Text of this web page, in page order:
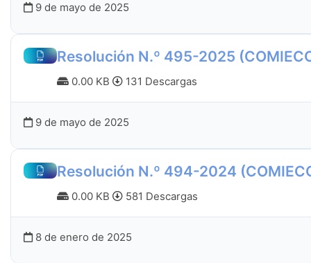
9 de mayo de 2025
Resolución N.º 495-2025
0.00 KB 131 Descargas
9 de mayo de 2025
Resolución N.º 494-2024
0.00 KB 581 Descargas
8 de enero de 2025